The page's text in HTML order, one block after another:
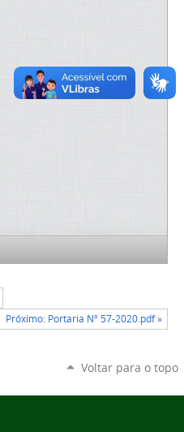
Próximo: Portaria Nº 57-2020.pdf »
Voltar para o topo